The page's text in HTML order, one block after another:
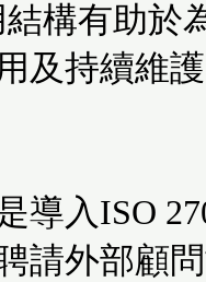
結構有助
及持續維
導入ISO
請外部顧